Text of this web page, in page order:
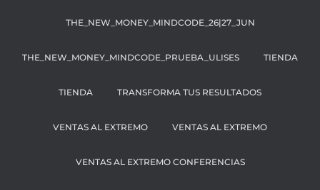
THE_NEW_MONEY_MINDCODE_26|27_JUN
THE_NEW_MONEY_MINDCODE_PRUEBA_ULISES TIENDA
TIENDA TRANSFORMA TUS RESULTADOS
VENTAS AL EXTREMO VENTAS AL EXTREMO
VENTAS AL EXTREMO CONFERENCIAS